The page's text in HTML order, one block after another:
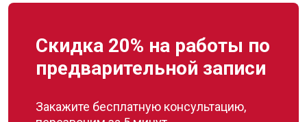
Скидка 20% на работы по
предварительной записи
Закажите бесплатную консультацию,